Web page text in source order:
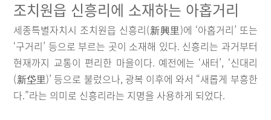
조치원읍 신흥리에 소재하는 아홉거리
세종특별자치시 조치원읍 신흥리(新興里)에 ‘아홉거리’ 또는
‘구거리’ 등으로 부르는 곳이 소재해 있다. 신흥리는 과거부터
현재까지 교통이 편리한 마을이다. 예전에는 ‘새터’, ‘신대리
(新垈里)’ 등으로 불렀으나, 광복 이후에 와서 “새롭게 부흥한
다.”라는 의미로 신흥리라는 지명을 사용하게 되었다.